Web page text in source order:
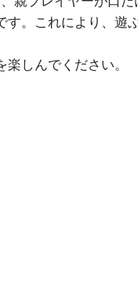
す。これにより、遊
しんでください。